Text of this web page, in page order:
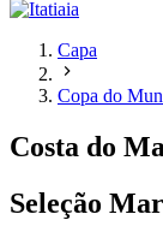
Capa
Copa do
Costa do
Seleção